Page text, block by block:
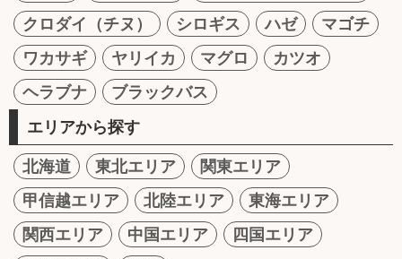
クロダイ（チヌ）
シロギス ハゼ
マゴチ
ワカサギ
ヤリイカ マグロ
カツオ
ヘラブナ
ブラックバス
エリアから探す
北海道 東北エリア
関東エリア
甲信越エリア
北陸エリア
東海エリア
関西エリア
中国エリア
四国エリア